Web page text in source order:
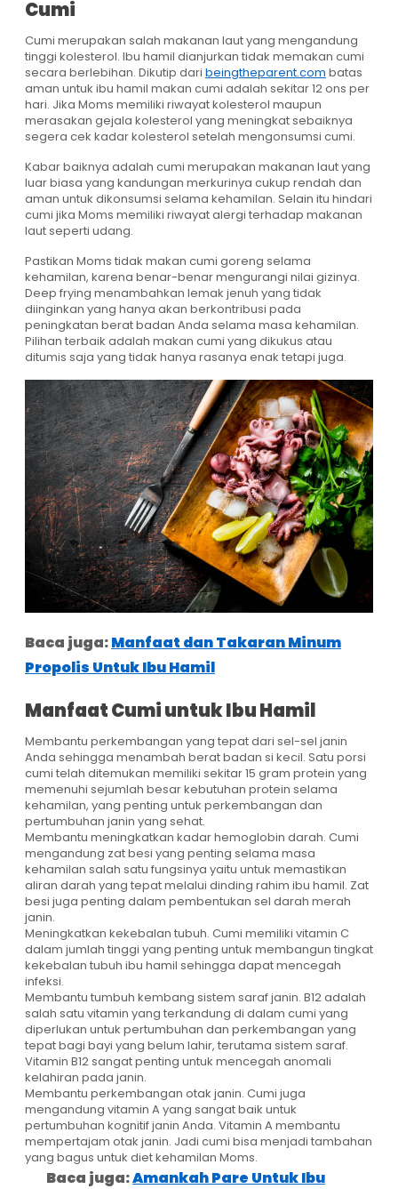
Cumi
Cumi merupakan salah makanan laut yang mengandung
tinggi kolesterol. Ibu hamil dianjurkan tidak memakan cumi
secara berlebihan. Dikutip dari beingtheparent.com batas
aman untuk ibu hamil makan cumi adalah sekitar 12 ons per
hari. Jika Moms memiliki riwayat kolesterol maupun
merasakan gejala kolesterol yang meningkat sebaiknya
segera cek kadar kolesterol setelah mengonsumsi cumi.
Kabar baiknya adalah cumi merupakan makanan laut yang
luar biasa yang kandungan merkurinya cukup rendah dan
aman untuk dikonsumsi selama kehamilan. Selain itu hindari
cumi jika Moms memiliki riwayat alergi terhadap makanan
laut seperti udang.
Pastikan Moms tidak makan cumi goreng selama
kehamilan, karena benar-benar mengurangi nilai gizinya.
Deep frying menambahkan lemak jenuh yang tidak
diinginkan yang hanya akan berkontribusi pada
peningkatan berat badan Anda selama masa kehamilan.
Pilihan terbaik adalah makan cumi yang dikukus atau
ditumis saja yang tidak hanya rasanya enak tetapi juga.
Baca juga:Manfaat dan Takaran Minum
Propolis Untuk Ibu Hamil
Manfaat Cumi untuk Ibu Hamil
Membantu perkembangan yang tepat dari sel-sel janin
Anda sehingga menambah berat badan si kecil. Satu porsi
cumi telah ditemukan memiliki sekitar 15 gram protein yang
memenuhi sejumlah besar kebutuhan protein selama
kehamilan, yang penting untuk perkembangan dan
pertumbuhan janin yang sehat.
Membantu meningkatkan kadar hemoglobin darah. Cumi
mengandung zat besi yang penting selama masa
kehamilan salah satu fungsinya yaitu untuk memastikan
aliran darah yang tepat melalui dinding rahim ibu hamil. Zat
besi juga penting dalam pembentukan sel darah merah
janin.
Meningkatkan kekebalan tubuh. Cumi memiliki vitamin C
dalam jumlah tinggi yang penting untuk membangun tingkat
kekebalan tubuh ibu hamil sehingga dapat mencegah
infeksi.
Membantu tumbuh kembang sistem saraf janin. B12 adalah
salah satu vitamin yang terkandung di dalam cumi yang
diperlukan untuk pertumbuhan dan perkembangan yang
tepat bagi bayi yang belum lahir, terutama sistem saraf.
Vitamin B12 sangat penting untuk mencegah anomali
kelahiran pada janin.
Membantu perkembangan otak janin. Cumi juga
mengandung vitamin A yang sangat baik untuk
pertumbuhan kognitif janin Anda. Vitamin A membantu
mempertajam otak janin. Jadi cumi bisa menjadi tambahan
yang bagus untuk diet kehamilan Moms.
Baca juga:Amankah Pare Untuk Ibu